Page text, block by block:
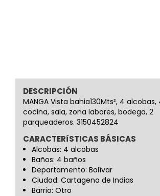
DESCRIPCIÓN
MANGA Vista bahia130Mts², 4
cocina, sala, zona labores, bodega, 2
parqueaderos. 3150452824
CARACTERíSTICAS BÁSICAS
Alcobas: 4 alcobas
Baños: 4 baños
Departamento: Bolívar
Ciudad: Cartagena de Indias
Barrio: Otro